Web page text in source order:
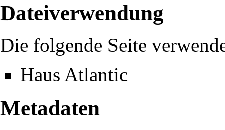
Dateiverwendung
Die folgende Seite
Haus Atlantic
Metadaten